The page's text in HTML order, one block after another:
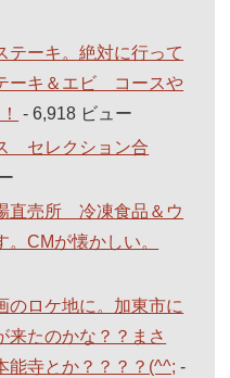
テーキ。絶対に行って
ーキ＆エビ コースや
- 6,918 ビュー
セレクション合
直売所 冷凍食品＆ウ
CMが懐かしい。
のロケ地に。加東市に
来たのかな？？まさ
能寺とか？？？？(^^; -